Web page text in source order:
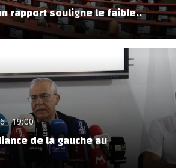
rapport souligne le faible..
- 19:00
de la gauche au